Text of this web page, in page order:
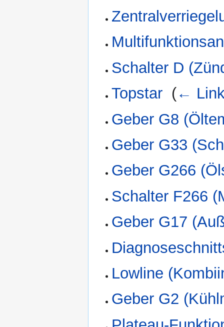
Schalter D
Topstar (←
Geber G8
Geber G33
Geber G266
Schalter F266
Geber G17
Lowline
Geber G2